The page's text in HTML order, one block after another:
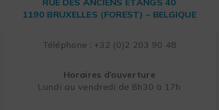
RUE DES ANCIENS ETANGS 40
1190 BRUXELLES (FOREST) – BELGIQUE
Téléphone : +32 (0)2 203 90 48
Horaires d’ouverture
Lundi au vendredi de 8h30 à 17h